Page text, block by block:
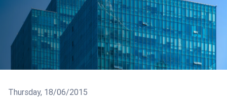
Thursday, 18/06/2015